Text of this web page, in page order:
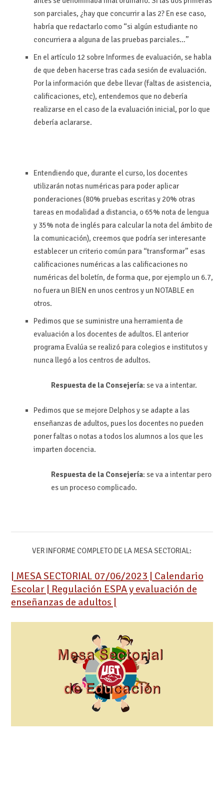
son parciales, ¿hay que concurrir a las 2? En ese caso,
habría que redactarlo como “si algún estudiante no
concurriera a alguna de las pruebas parciales…”
En el artículo 12 sobre Informes de evaluación, se habla
de que deben hacerse tras cada sesión de evaluación.
Por la información que debe llevar (faltas de asistencia,
calificaciones, etc), entendemos que no debería
realizarse en el caso de la evaluación inicial, por lo que
debería aclararse.
Entendiendo que, durante el curso, los docentes
utilizarán notas numéricas para poder aplicar
ponderaciones (80% pruebas escritas y 20% otras
tareas en modalidad a distancia, o 65% nota de lengua
y 35% nota de inglés para calcular la nota del ámbito de
la comunicación), creemos que podría ser interesante
establecer un criterio común para “transformar” esas
calificaciones numéricas a las calificaciones no
numéricas del boletín, de forma que, por ejemplo un 6.7,
no fuera un BIEN en unos centros y un NOTABLE en
otros.
Pedimos que se suministre una herramienta de
evaluación a los docentes de adultos. El anterior
programa Evalúa se realizó para colegios e institutos y
nunca llegó a los centros de adultos.
Respuesta de la Consejería: se va a intentar.
Pedimos que se mejore Delphos y se adapte a las
enseñanzas de adultos, pues los docentes no pueden
poner faltas o notas a todos los alumnos a los que les
imparten docencia.
Respuesta de la Consejería: se va a intentar pero
es un proceso complicado.
VER INFORME COMPLETO DE LA MESA SECTORIAL:
| MESA SECTORIAL 07/06/2023 | Calendario
Escolar | Regulación ESPA y evaluación de
enseñanzas de adultos |